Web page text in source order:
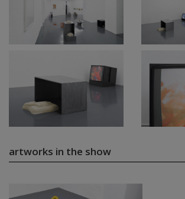
artworks in the show